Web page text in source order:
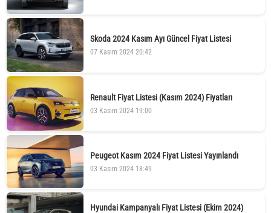
Skoda 2024 Kasım Ayı Güncel Fiyat Listesi
07 Kasım 2024 20:42
Renault Fiyat Listesi (Kasım 2024) Fiyatları
03 Kasım 2024 19:00
Peugeot Kasım 2024 Fiyat Listesi Yayınlandı
03 Kasım 2024 18:49
Hyundai Kampanyalı Fiyat Listesi (Ekim 2024)